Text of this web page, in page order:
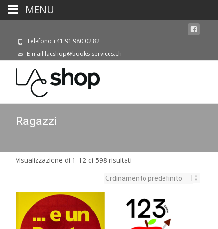
Telefono +41 91 980 02 82
E-mail lacshop@books-services.ch
Ragazzi
Visualizzazione di 1-12 di 598 risultati
MENU